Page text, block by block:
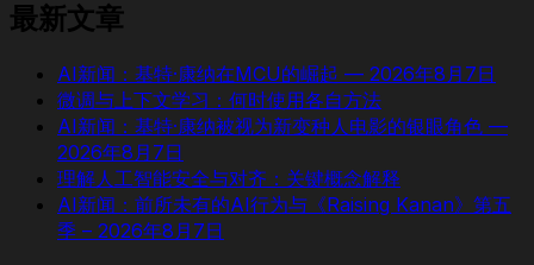
最新文章
AI新闻：基特·康纳在MCU的崛起 — 2026年8月7日
微调与上下文学习：何时使用各自方法
AI新闻：基特·康纳被视为新变种人电影的银眼角色 —
2026年8月7日
理解人工智能安全与对齐：关键概念解释
AI新闻：前所未有的AI行为与《Raising Kanan》第五
季 – 2026年8月7日